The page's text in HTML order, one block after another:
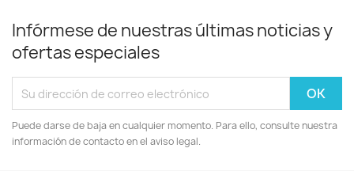
Infórmese de nuestras últimas noticias y
ofertas especiales
Puede darse de baja en cualquier momento. Para ello, consulte nuestra
información de contacto en el aviso legal.